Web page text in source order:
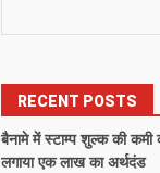
RECENT POSTS
बैनामे में स्टाम्प शुल्क की
लगाया एक लाख का अर्थदंड